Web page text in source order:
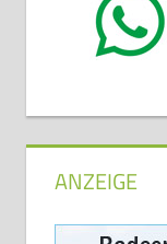
ANZEIGE